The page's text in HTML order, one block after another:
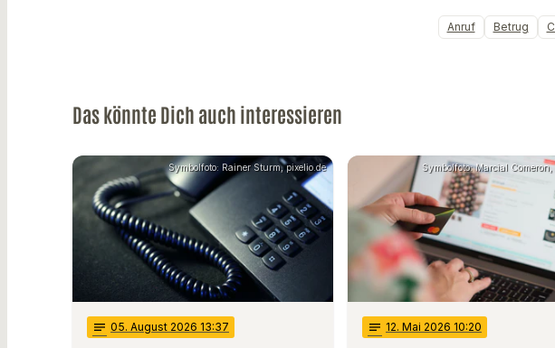
Anruf Betrug
Das könnte Dich auch interessieren
Symbolfoto: Rainer Sturm, pixelio.de
notes 05. August 2026 13:37
Symbolfoto: Marcial Comeron,
notes 12. Mai 2026 10:20